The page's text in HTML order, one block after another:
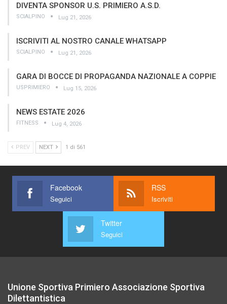
DIVENTA SPONSOR U.S. PRIMIERO A.S.D.
SCIALPINO Lug 21, 2026
ISCRIVITI AL NOSTRO CANALE WHATSAPP
SCIALPINO Lug 21, 2026
GARA DI BOCCE DI PROPAGANDA NAZIONALE A COPPIE
USPRIMIERO Lug 15, 2026
NEWS ESTATE 2026
FITNESS Lug 4, 2026
PREV NEXT 1 di 561
Facebook
Seguici
RSS
Iscriviti
Twitter
Seguici
Unione Sportiva Primiero Associazione Sportiva
Dilettantistica